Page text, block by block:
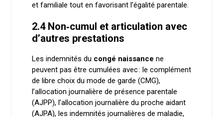
et familiale tout en favorisant l’égalité parentale.
2.4 Non‑cumul et articulation avec
d’autres prestations
Les indemnités du congé naissance ne
peuvent pas être cumulées avec : le complément
de libre choix du mode de garde (CMG),
l’allocation journalière de présence parentale
(AJPP), l’allocation journalière du proche aidant
(AJPA), les indemnités journalières de maladie,